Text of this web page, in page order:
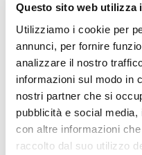
Questo sito web utilizza
Utilizziamo i cookie per
annunci, per fornire
analizzare il nostro
informazioni sul modo in
nostri partner che si
pubblicità e social
con altre informazioni
raccolto dal suo utilizzo
FORNITURA
POLIESTERE DEP.
Elenco operatori
Codice Fiscale:
Procedura di scelta:
Affidamento ai sensi
Aziendale per Lavori